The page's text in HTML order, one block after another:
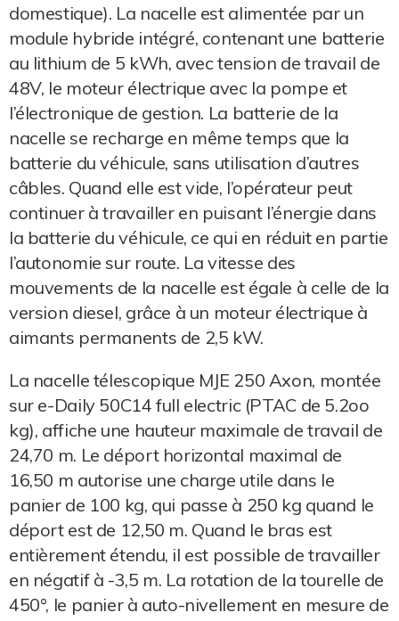
domestique). La nacelle est alimentée par un
module hybride intégré, contenant une batterie
au lithium de 5 kWh, avec tension de travail de
48V, le moteur électrique avec la pompe et
l’électronique de gestion. La batterie de la
nacelle se recharge en même temps que la
batterie du véhicule, sans utilisation d’autres
câbles. Quand elle est vide, l’opérateur peut
continuer à travailler en puisant l’énergie dans
la batterie du véhicule, ce qui en réduit en partie
l’autonomie sur route. La vitesse des
mouvements de la nacelle est égale à celle de la
version diesel, grâce à un moteur électrique à
aimants permanents de 2,5 kW.
La nacelle télescopique MJE 250 Axon, montée
sur e-Daily 50C14 full electric (PTAC de 5.2oo
kg), affiche une hauteur maximale de travail de
24,70 m. Le déport horizontal maximal de
16,50 m autorise une charge utile dans le
panier de 100 kg, qui passe à 250 kg quand le
déport est de 12,50 m. Quand le bras est
entièrement étendu, il est possible de travailler
en négatif à -3,5 m. La rotation de la tourelle de
450°, le panier à auto-nivellement en mesure de